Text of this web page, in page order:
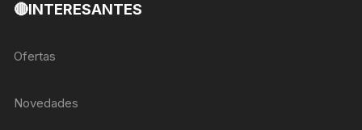
🔴INTERESANTES
Ofertas
Novedades